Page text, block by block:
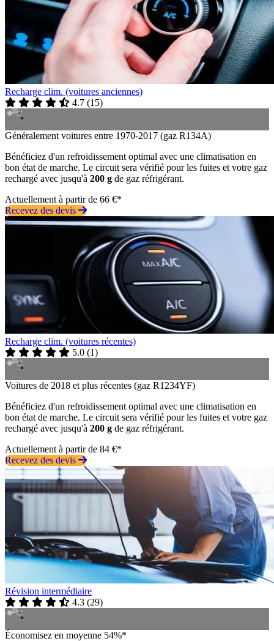
Recharge clim. (voitures anciennes)
4.7 (15)
Généralement voitures entre 1970-2017 (gaz R134A)
Bénéficiez d'un refroidissement optimal avec une climatisation en
bon état de marche. Le circuit sera vérifié pour les fuites et votre gaz
rechargé avec jusqu'à 200 g de gaz réfrigérant.
Actuellement à partir de 66 €*
Recevez des devis
Recharge clim. (voitures récentes)
5.0 (1)
Voitures de 2018 et plus récentes (gaz R1234YF)
Bénéficiez d'un refroidissement optimal avec une climatisation en
bon état de marche. Le circuit sera vérifié pour les fuites et votre gaz
rechargé avec jusqu'à 200 g de gaz réfrigérant.
Actuellement à partir de 84 €*
Recevez des devis
Révision intermédiaire
4.3 (29)
Économisez en moyenne 54%*